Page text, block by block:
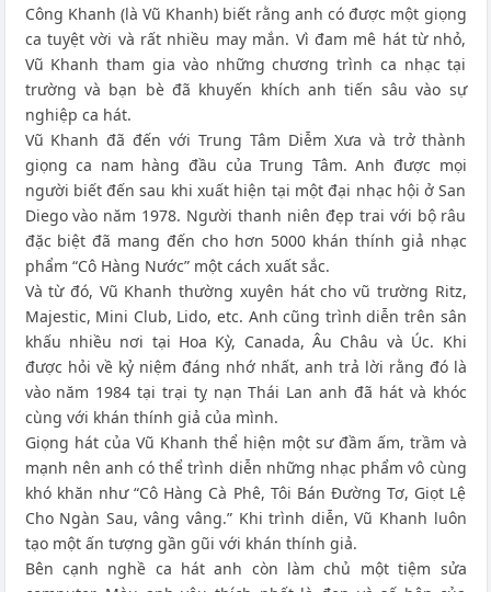
Công Khanh (là Vũ Khanh) biết rằng anh có được một giọng
ca tuyệt vời và rất nhiều may mắn. Vì đam mê hát từ nhỏ,
Vũ Khanh tham gia vào những chương trình ca nhạc tại
trường và bạn bè đã khuyến khích anh tiến sâu vào sự
nghiệp ca hát.
Vũ Khanh đã đến với Trung Tâm Diễm Xưa và trở thành
giọng ca nam hàng đầu của Trung Tâm. Anh được mọi
người biết đến sau khi xuất hiện tại một đại nhạc hội ở San
Diego vào năm 1978. Người thanh niên đẹp trai với bộ râu
đặc biệt đã mang đến cho hơn 5000 khán thính giả nhạc
phẩm “Cô Hàng Nước” một cách xuất sắc.
Và từ đó, Vũ Khanh thường xuyên hát cho vũ trường Ritz,
Majestic, Mini Club, Lido, etc. Anh cũng trình diễn trên sân
khấu nhiều nơi tại Hoa Kỳ, Canada, Âu Châu và Úc. Khi
được hỏi về kỷ niệm đáng nhớ nhất, anh trả lời rằng đó là
vào năm 1984 tại trại tỵ nạn Thái Lan anh đã hát và khóc
cùng với khán thính giả của mình.
Giọng hát của Vũ Khanh thể hiện một sư đầm ấm, trầm và
mạnh nên anh có thể trình diễn những nhạc phẩm vô cùng
khó khăn như “Cô Hàng Cà Phê, Tôi Bán Đường Tơ, Giọt Lệ
Cho Ngàn Sau, vâng vâng.” Khi trình diễn, Vũ Khanh luôn
tạo một ấn tượng gần gũi với khán thính giả.
Bên cạnh nghề ca hát anh còn làm chủ một tiệm sửa